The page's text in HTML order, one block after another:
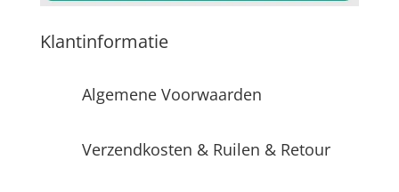
Klantinformatie
Algemene Voorwaarden
Verzendkosten & Ruilen & Retour